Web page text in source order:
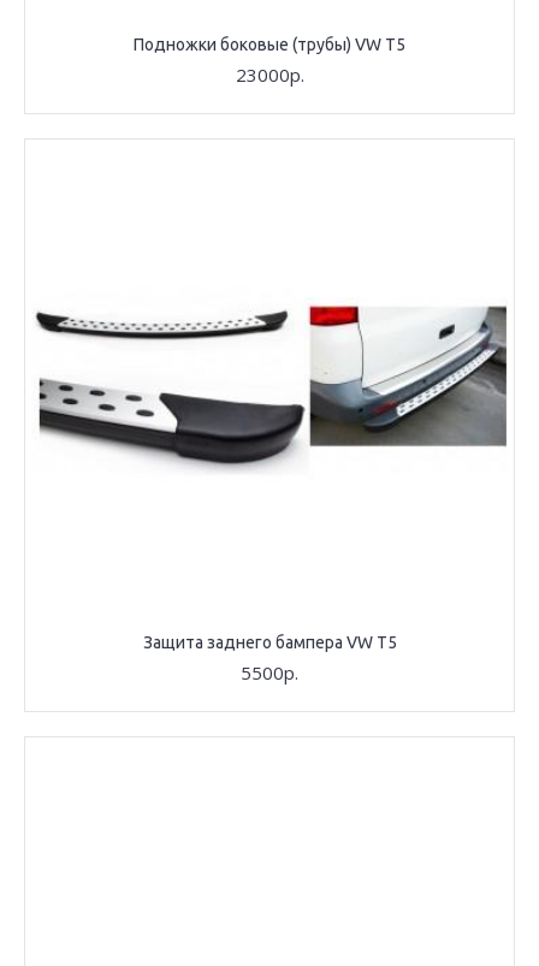
Подножки боковые (трубы) VW T5
23000р.
Защита заднего бампера VW T5
5500р.